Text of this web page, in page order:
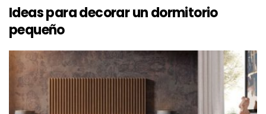
Ideas para decorar un dormitorio
pequeño